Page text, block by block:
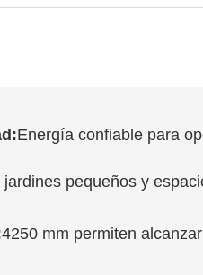
Energía confiable para
jardines pequeños y
4250 mm permiten